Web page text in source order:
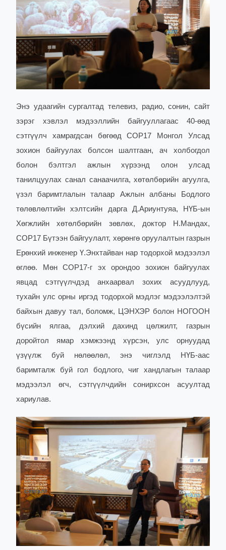
Энэ удаагийн сургалтад телевиз, радио, сонин, сайт
зэрэг хэвлэл мэдээллийн байгууллагаас 40-өөд
сэтгүүлч хамрагдсан бөгөөд COP17 Монгол Улсад
зохион байгуулах болсон шалтгаан, ач холбогдол
болон бэлтгэл ажлын хүрээнд олон улсад
танилцуулах санал санаачилга, хөтөлбөрийн агуулга,
үзэл баримтлалын талаар Ажлын албаны Бодлого
төлөвлөлтийн хэлтсийн дарга Д.Ариунтуяа, НҮБ-ын
Хөгжлийн хөтөлбөрийн зөвлөх, доктор Н.Мандах,
COP17 Бүтээн байгуулалт, хөрөнгө оруулалтын газрын
Ерөнхий инженер Ү.Энхтайван нар тодорхой мэдээлэл
өглөө. Мөн COP17-г эх орондоо зохион байгуулах
явцад сэтгүүлчдэд анхаарвал зохих асуудлууд,
тухайн улс орны иргэд тодорхой мэдлэг мэдээлэлтэй
байхын давуу тал, боломж, ЦЭНХЭР болон НОГООН
бүсийн ялгаа, дэлхий дахинд цөлжилт, газрын
доройтол ямар хэмжээнд хүрсэн, улс орнуудад
үзүүлж буй нөлөөлөл, энэ чиглэлд НҮБ-аас
баримталж буй гол бодлого, чиг хандлагын талаар
мэдээлэл өгч, сэтгүүлчдийн сонирхсон асуултад
хариулав.